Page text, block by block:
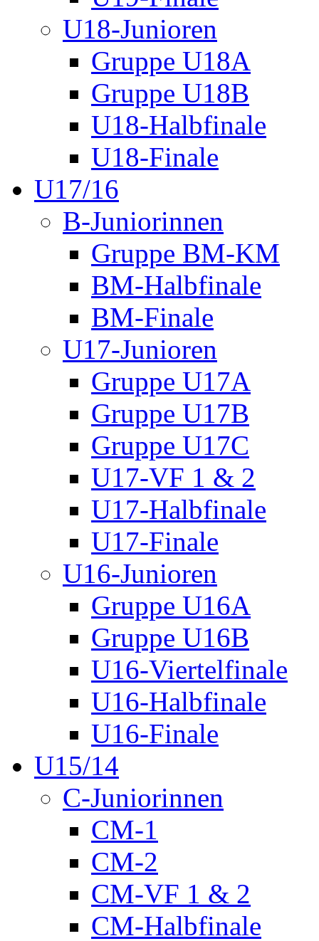
U18-Junioren
Gruppe U18A
Gruppe U18B
U18-Halbfinale
U18-Finale
U17/16
B-Juniorinnen
Gruppe BM-KM
BM-Halbfinale
BM-Finale
U17-Junioren
Gruppe U17A
Gruppe U17B
Gruppe U17C
U17-VF 1 & 2
U17-Halbfinale
U17-Finale
U16-Junioren
Gruppe U16A
Gruppe U16B
U16-Viertelfinale
U16-Halbfinale
U16-Finale
U15/14
C-Juniorinnen
CM-1
CM-2
CM-VF 1 & 2
CM-Halbfinale